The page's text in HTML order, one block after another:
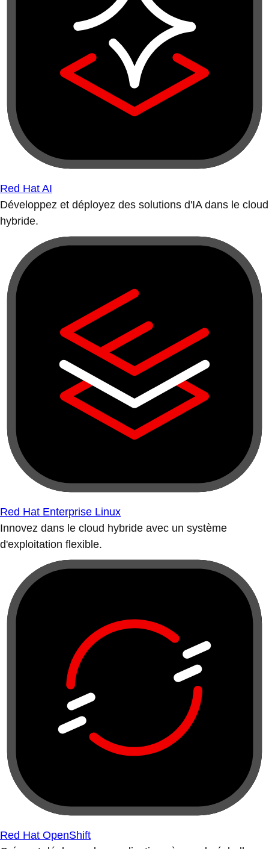
Red Hat AI
Développez et déployez des solutions d'IA dans le cloud
hybride.
Red Hat Enterprise Linux
Innovez dans le cloud hybride avec un système
d'exploitation flexible.
Red Hat OpenShift